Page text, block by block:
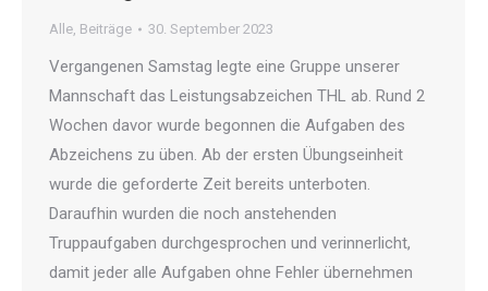
Alle, Beiträge 30. September 2023
Vergangenen Samstag legte eine Gruppe unserer
Mannschaft das Leistungsabzeichen THL ab. Rund 2
Wochen davor wurde begonnen die Aufgaben des
Abzeichens zu üben. Ab der ersten Übungseinheit
wurde die geforderte Zeit bereits unterboten.
Daraufhin wurden die noch anstehenden
Truppaufgaben durchgesprochen und verinnerlicht,
damit jeder alle Aufgaben ohne Fehler übernehmen